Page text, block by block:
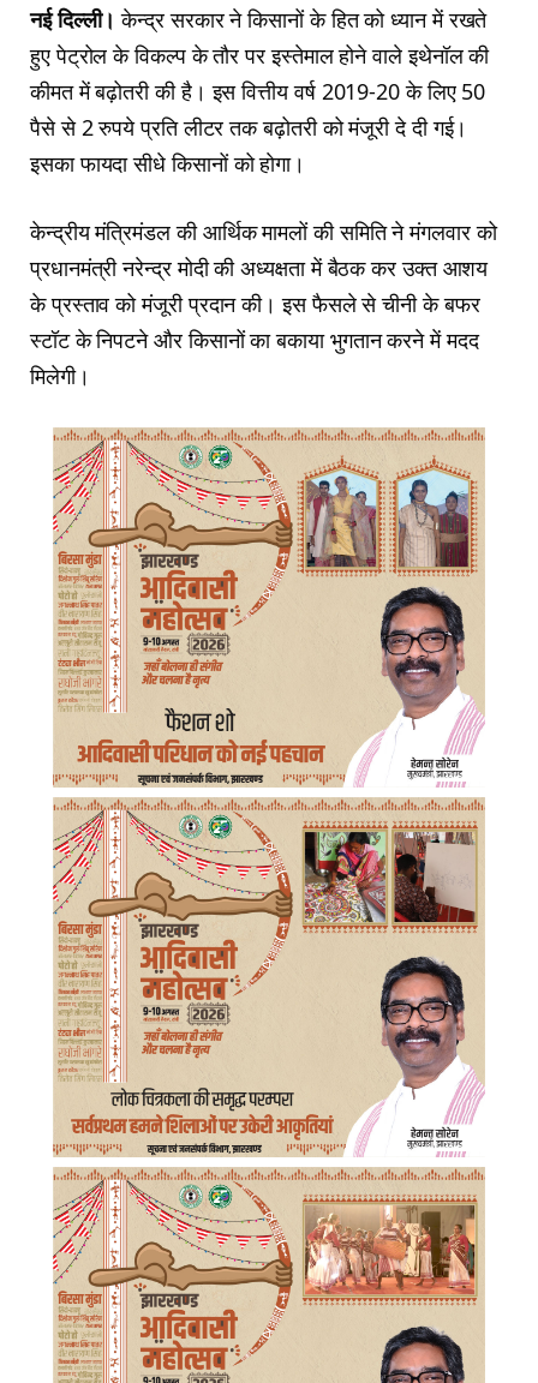
नई दिल्ली। केन्द्र सरकार ने किसानों के हित को ध्यान में रखते
हुए पेट्रोल के विकल्प के तौर पर इस्तेमाल होने वाले इथेनॉल की
कीमत में बढ़ोतरी की है। इस वित्तीय वर्ष 2019-20 के लिए 50
पैसे से 2 रुपये प्रति लीटर तक बढ़ोतरी को मंजूरी दे दी गई।
इसका फायदा सीधे किसानों को हाेगा।
केन्द्रीय मंत्रिमंडल की आर्थिक मामलों की समिति ने मंगलवार को
प्रधानमंत्री नरेन्द्र मोदी की अध्यक्षता में बैठक कर उक्त आशय
के प्रस्ताव को मंजूरी प्रदान की। इस फैसले से चीनी के बफर
स्टॉट के निपटने और किसानों का बकाया भुगतान करने में मदद
मिलेगी।